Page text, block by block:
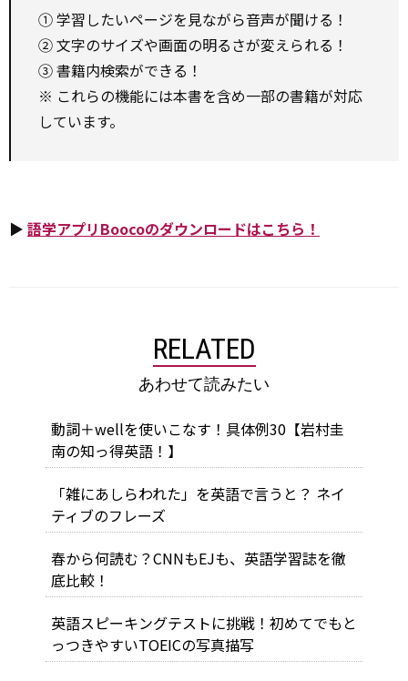
① 学習したいページを見ながら音声が聞ける！
② 文字のサイズや画面の明るさが変えられる！
③ 書籍内検索ができる！
※ これらの機能には本書を含め一部の書籍が対応
しています。
▶ 語学アプリBoocoのダウンロードはこちら！
RELATED
あわせて読みたい
動詞＋wellを使いこなす！具体例30【岩村圭
南の知っ得英語！】
「雑にあしらわれた」を英語で言うと？ ネイ
ティブのフレーズ
春から何読む？CNNもEJも、英語学習誌を徹
底比較！
英語スピーキングテストに挑戦！初めてでもと
っつきやすいTOEICの写真描写